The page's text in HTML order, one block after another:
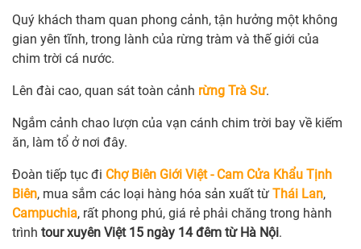
Quý khách tham quan phong cảnh, tận hưởng một không
gian yên tĩnh, trong lành của rừng tràm và thế giới của
chim trời cá nước.
Lên đài cao, quan sát toàn cảnh rừng Trà Sư.
Ngắm cảnh chao lượn của vạn cánh chim trời bay về kiếm
ăn, làm tổ ở nơi đây.
Đoàn tiếp tục đi Chợ Biên Giới Việt - Cam Cửa Khẩu Tịnh
Biên, mua sắm các loại hàng hóa sản xuất từ Thái Lan,
Campuchia, rất phong phú, giá rẻ phải chăng trong hành
trình tour xuyên Việt 15 ngày 14 đêm từ Hà Nội.